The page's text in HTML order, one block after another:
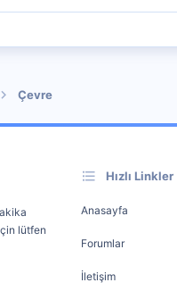
Çevre
lütfen
Hızlı Linkler
Anasayfa
Forumlar
İletişim